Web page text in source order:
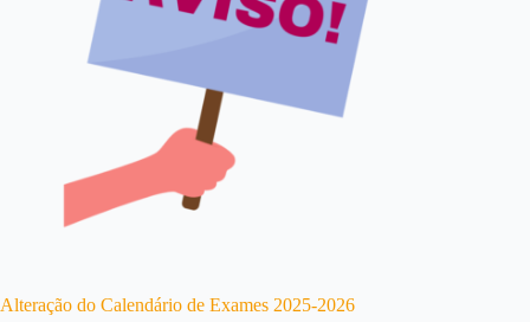
Alteração do Calendário de Exames 2025-2026